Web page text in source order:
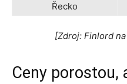
Řecko
[Zdroj: Finlord
Ceny porostou,